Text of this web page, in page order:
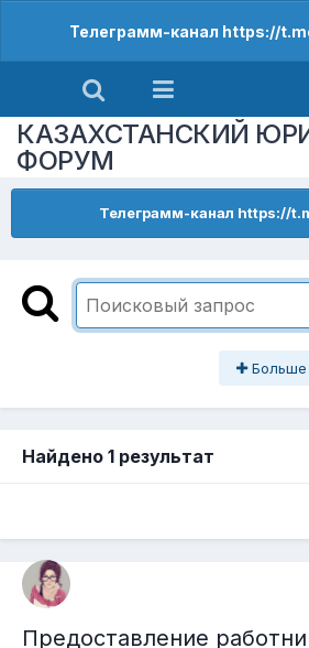
Телеграмм-канал https://
КАЗАХСТАНСКИЙ
ФОРУМ
Телеграмм-канал https://
Больше
Найдено 1 результат
Предоставление